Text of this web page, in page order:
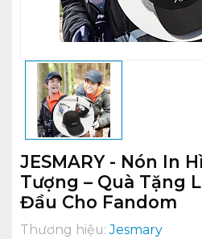
JESMARY - Nón In
Tượng – Quà Tặng
Đầu Cho Fandom
Thương hiệu:Jesmary